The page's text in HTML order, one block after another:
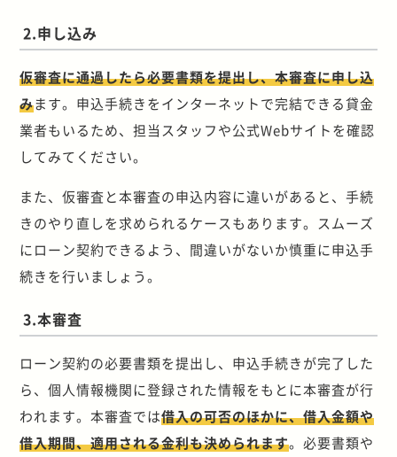
2.申し込み
仮審査に通過したら必要書類を提出し、本審査に申し込
みます。申込手続きをインターネットで完結できる貸金
業者もいるため、担当スタッフや公式Webサイトを確認
してみてください。
また、仮審査と本審査の申込内容に違いがあると、手続
きのやり直しを求められるケースもあります。スムーズ
にローン契約できるよう、間違いがないか慎重に申込手
続きを行いましょう。
3.本審査
ローン契約の必要書類を提出し、申込手続きが完了した
ら、個人情報機関に登録された情報をもとに本審査が行
われます。本審査では借入の可否のほかに、借入金額や
借入期間、適用される金利も決められます。必要書類や